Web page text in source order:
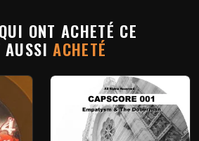
ONT ACHETÉ CE
AUSSIACHETÉ